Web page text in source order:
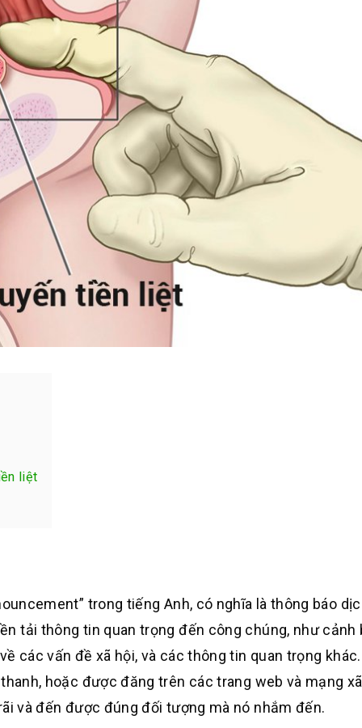
liệt
trong tiếng Anh, có nghĩa là thông báo
tải thông tin quan trọng đến công chúng, như cảnh
các vấn đề xã hội, và các thông tin quan trọng khác.
hoặc được đăng trên các trang web và mạng
và đến được đúng đối tượng mà nó nhắm đến.